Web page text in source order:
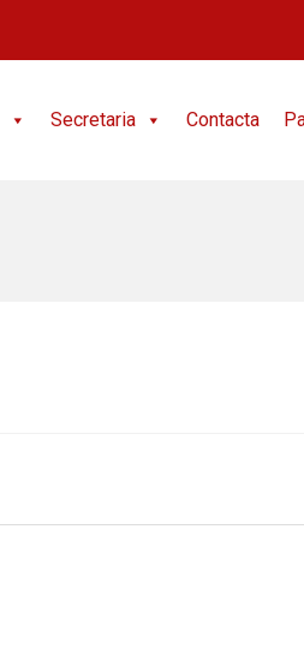
Secretaria Contacta